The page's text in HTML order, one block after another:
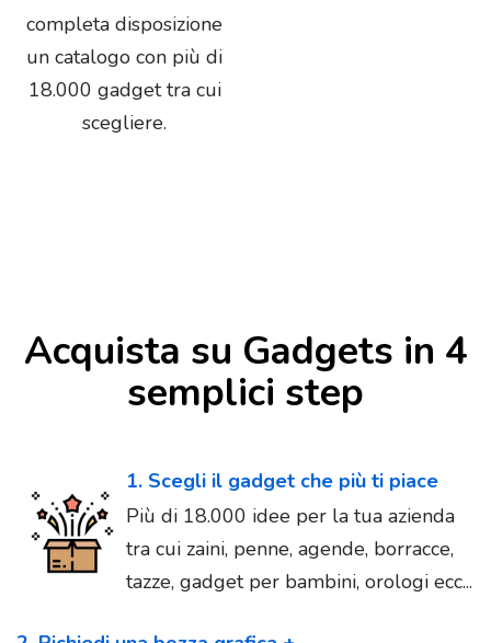
completa disposizione
un catalogo con più di
18.000 gadget tra cui
scegliere.
Acquista su Gadgets in 4
semplici step
1. Scegli il gadget che più ti piace
Più di 18.000 idee per la tua azienda
tra cui zaini, penne, agende, borracce,
tazze, gadget per bambini, orologi ecc...